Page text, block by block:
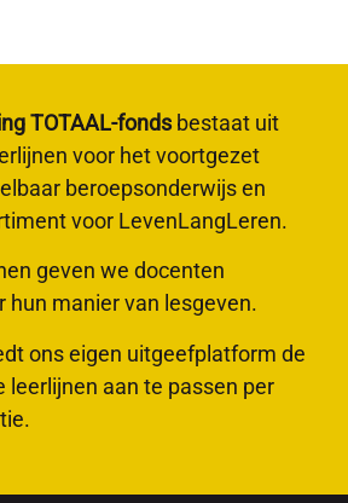
TOTAAL-fondsbestaat uit
voor het voortgezet
beroepsonderwijs en
voor LevenLangLeren.
geven we docenten
hun manier van lesgeven.
ons eigen uitgeefplatform de
leerlijnen aan te passen per